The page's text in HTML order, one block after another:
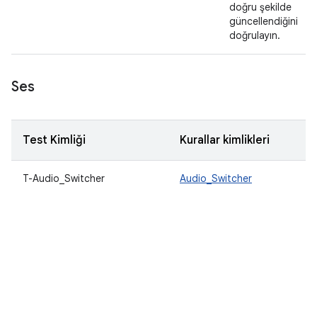
doğru şekilde
güncellendiğini
doğrulayın.
Ses
Test Kimliği Kurallar kimlikleri
T-Audio_Switcher Audio_Switcher